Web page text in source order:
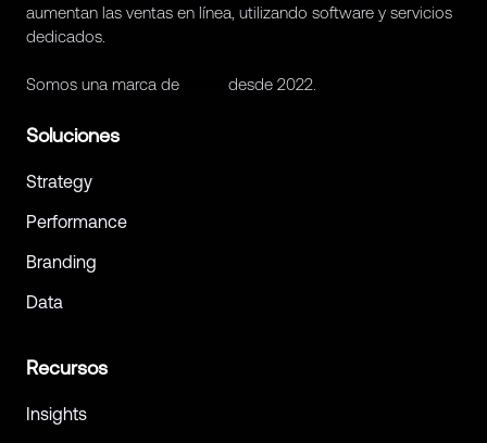
aumentan las ventas en línea, utilizando software y servicios
dedicados.
Somos una marca de desde 2022.
Soluciones
Strategy
Performance
Branding
Data
Recursos
Insights